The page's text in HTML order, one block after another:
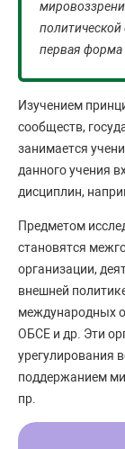
первая форма
Изучением
сообществ,
занимается
данного учения
дисциплин,
Предметом
становятся
организации,
внешней
международных
ОБСЕ и др. Эти
урегулирования
поддержанием
пр.